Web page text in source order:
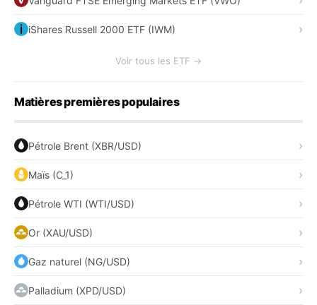
iShares Russell 2000 ETF (IWM)
Voir tous les ETF →
Matières premières populaires
Pétrole Brent (XBR/USD)
Maïs (C_1)
Pétrole WTI (WTI/USD)
Or (XAU/USD)
Gaz naturel (NG/USD)
Palladium (XPD/USD)